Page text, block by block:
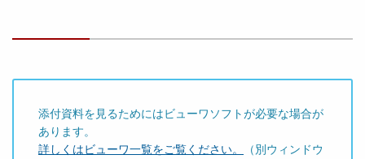
添付資料を見るためにはビューワソフトが必要な場合が
あります。
詳しくはビューワ一覧をご覧ください。
（別ウィンドウ